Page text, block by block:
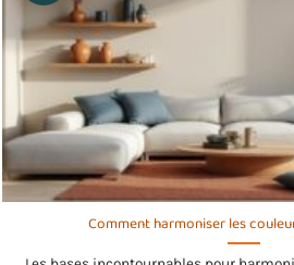
Comment harmoniser les